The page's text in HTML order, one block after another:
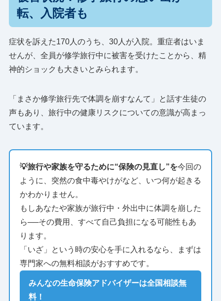
転、入院者も
症状を訴えた170人のうち、30人が入院。重症者はいま
せんが、全員が修学旅行中に被害を受けたことから、精
神的ショックも大きいとみられます。
「まさか修学旅行先で体調を崩すなんて」と話す生徒の
声もあり、旅行中の健康リスクについての意識が高まっ
ています。
💡旅行や家族を守るために“保険の見直し”を今回の
ように、突然の食中毒やけがなど、いつ何が起きる
かわかりません。
もしあなたや家族が旅行中・外出中に体調を崩した
ら──その費用、すべて自己負担になる可能性もあ
ります。
「いざ」という時の安心を手に入れるなら、まずは
専門家への無料相談がおすすめです。
みんなの生命保険アドバイザーは全国相談無
料！